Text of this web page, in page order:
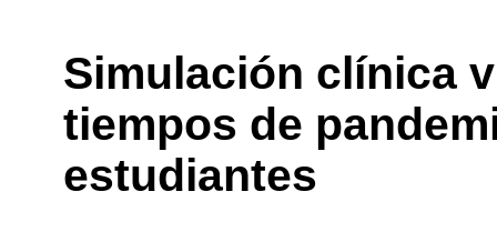
Simulación clínica
tiempos de
estudiantes